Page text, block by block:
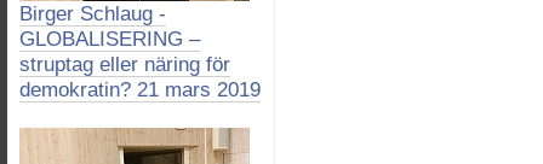
Birger Schlaug -
GLOBALISERING –
struptag eller näring för
demokratin? 21 mars 2019